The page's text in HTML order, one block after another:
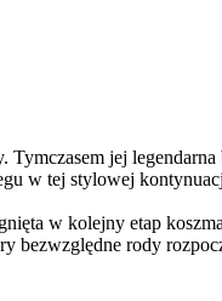
jej
w tej stylowej
w kolejny etap
bezwzględne rody